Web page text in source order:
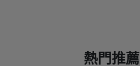
熱門推薦